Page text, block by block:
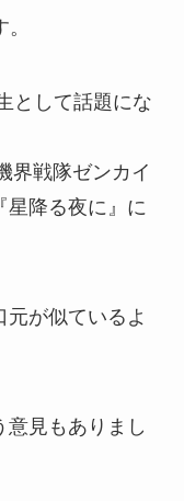
として話題にな
界戦隊ゼンカイ
星降る夜に』に
が似ているよ
意見もありまし